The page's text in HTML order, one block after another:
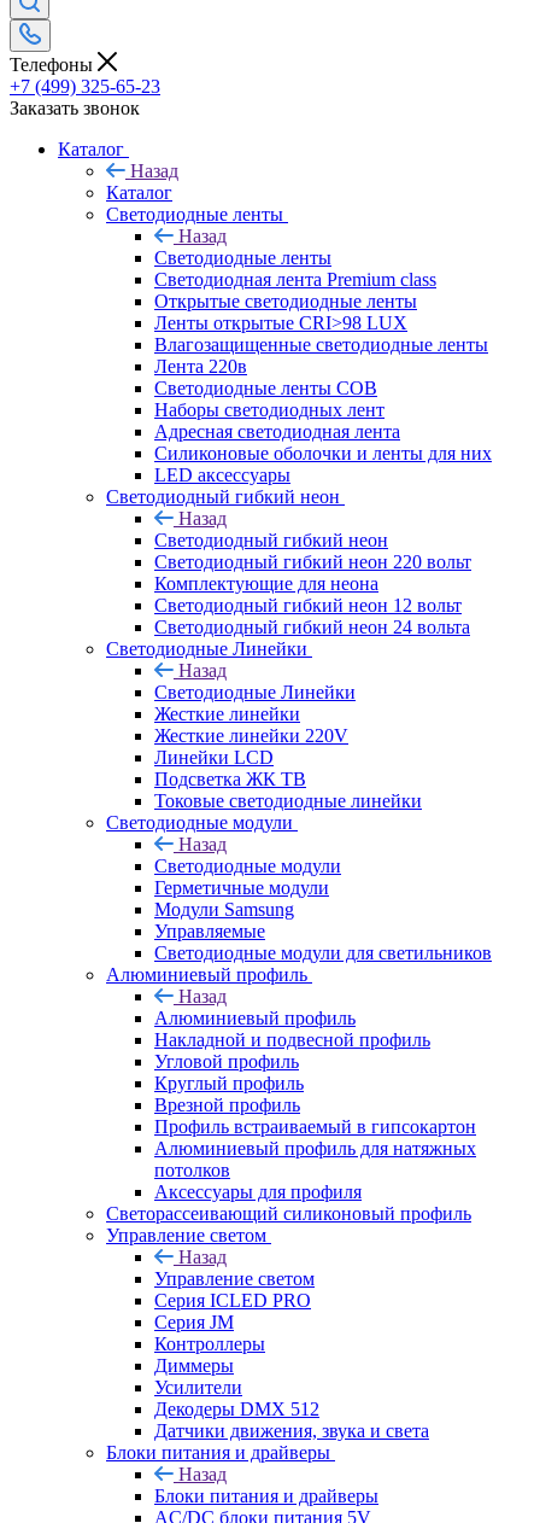
Телефоны
+7 (499) 325-65-23
Заказать звонок
Каталог
Назад
Каталог
Светодиодные ленты
Назад
Светодиодные ленты
Светодиодная лента Premium class
Открытые светодиодные ленты
Ленты открытые CRI>98 LUX
Влагозащищенные светодиодные ленты
Лента 220в
Светодиодные ленты COB
Наборы светодиодных лент
Адресная светодиодная лента
Силиконовые оболочки и ленты для них
LED аксессуары
Светодиодный гибкий неон
Назад
Светодиодный гибкий неон
Светодиодный гибкий неон 220 вольт
Комплектующие для неона
Светодиодный гибкий неон 12 вольт
Светодиодный гибкий неон 24 вольта
Светодиодные Линейки
Назад
Светодиодные Линейки
Жесткие линейки
Жесткие линейки 220V
Линейки LCD
Подсветка ЖК ТВ
Токовые светодиодные линейки
Светодиодные модули
Назад
Светодиодные модули
Герметичные модули
Модули Samsung
Управляемые
Светодиодные модули для светильников
Алюминиевый профиль
Назад
Алюминиевый профиль
Накладной и подвесной профиль
Угловой профиль
Круглый профиль
Врезной профиль
Профиль встраиваемый в гипсокартон
Алюминиевый профиль для натяжных
потолков
Аксессуары для профиля
Светорассеивающий силиконовый профиль
Управление светом
Назад
Управление светом
Серия ICLED PRO
Серия JM
Контроллеры
Диммеры
Усилители
Декодеры DMX 512
Датчики движения, звука и света
Блоки питания и драйверы
Назад
Блоки питания и драйверы
AC/DC блоки питания 5V